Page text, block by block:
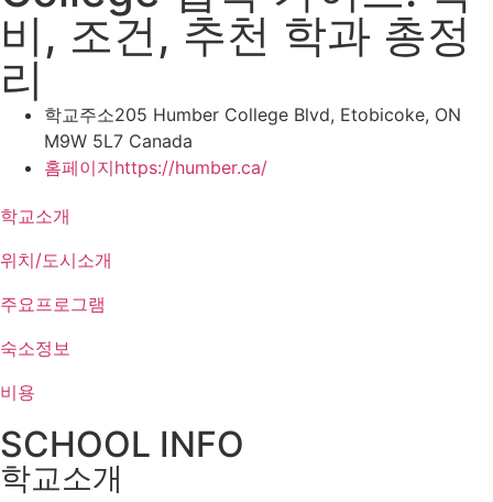
비, 조건, 추천 학과 총정
리
학교주소205 Humber College Blvd, Etobicoke, ON
M9W 5L7 Canada
홈페이지https://humber.ca/
학교소개
위치/도시소개
주요프로그램
숙소정보
비용
SCHOOL INFO
학교소개